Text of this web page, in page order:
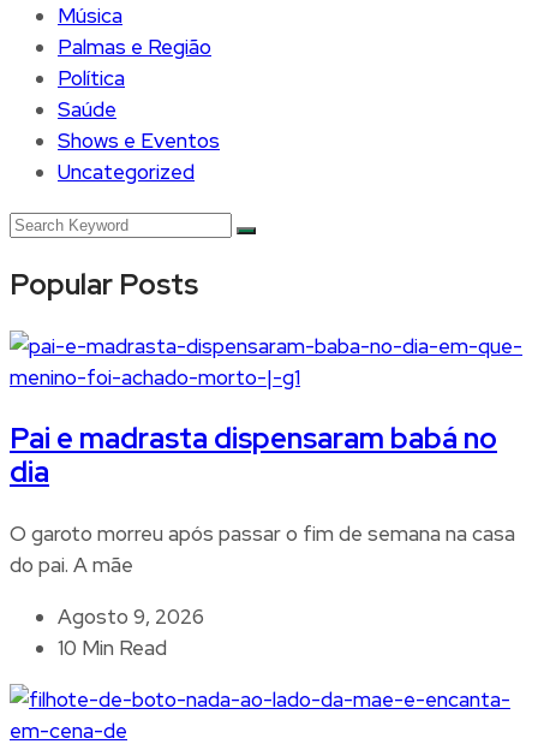
Música
Palmas e Região
Política
Saúde
Shows e Eventos
Uncategorized
Popular Posts
Pai e madrasta dispensaram babá no
dia
O garoto morreu após passar o fim de semana na casa
do pai. A mãe
Agosto 9, 2026
10 Min Read